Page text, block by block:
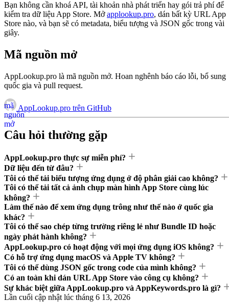
Bạn không cần khoá API, tài khoản nhà phát triển hay gói trả phí để
kiểm tra dữ liệu App Store. Mởapplookup.pro, dán bất kỳ URL App
Store nào, và bạn sẽ có metadata, biểu tượng và JSON gốc trong vài
giây.
Mã nguồn mở
AppLookup.pro là mã nguồn mở. Hoan nghênh báo cáo lỗi, bổ sung
quốc gia và pull request.
AppLookup.pro trên GitHub
mã
nguồn
mở
Câu hỏi thường gặp
AppLookup.pro thực sự miễn phí?
Dữ liệu đến từ đâu?
Tôi có thể tải biểu tượng ứng dụng ở độ phân giải cao không?
Tôi có thể tải tất cả ảnh chụp màn hình App Store cùng lúc
không?
Làm thế nào để xem ứng dụng trông như thế nào ở quốc gia
khác?
Tôi có thể sao chép từng trường riêng lẻ như Bundle ID hoặc
ngày phát hành không?
AppLookup.pro có hoạt động với mọi ứng dụng iOS không?
Có hỗ trợ ứng dụng macOS và Apple TV không?
Tôi có thể dùng JSON gốc trong code của mình không?
Có an toàn khi dán URL App Store vào công cụ không?
Sự khác biệt giữa AppLookup.pro và AppKeywords.pro là gì?
Lần cuối cập nhật lúc tháng 6 13, 2026